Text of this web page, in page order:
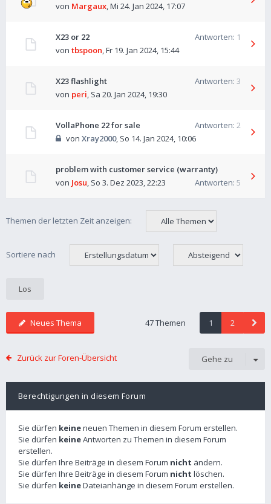
von Margaux,Mi 24. Jan 2024, 17:07
X23 or 22 Antworten: 1
von tbspoon,Fr 19. Jan 2024, 15:44
X23 flashlight Antworten: 3
von peri, Sa 20. Jan 2024, 19:30
VollaPhone 22 for sale Antworten: 2
von Xray2000, So 14. Jan 2024, 10:06
problem with customer service (warranty)
Antworten: 5
von Josu, So 3. Dez 2023, 22:23
Themen der letzten Zeit anzeigen:
Sortiere nach
Neues Thema 47 Themen 1 2
Zurück zur Foren-Übersicht Gehe zu
Berechtigungen in diesem Forum
Sie dürfen keineneuen Themen in diesem Forum erstellen.
Sie dürfen keineAntworten zu Themen in diesem Forum
erstellen.
Sie dürfen Ihre Beiträge in diesem Forum nicht ändern.
Sie dürfen Ihre Beiträge in diesem Forum nicht löschen.
Sie dürfen keineDateianhänge in diesem Forum erstellen.